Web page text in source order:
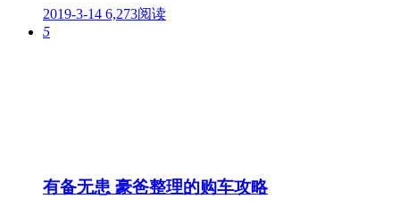
2019-3-14 6,273阅读
5
有备无患 豪爸整理的购车攻略